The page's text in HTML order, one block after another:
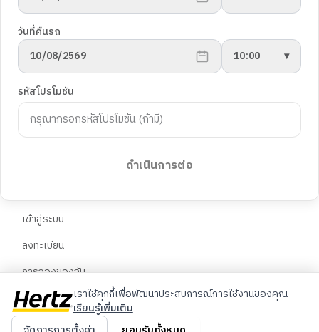
ยานพาหนะ
พันธมิตร
Blog
ภาษา
🇬🇧English
🇨🇳中文
วันที่คืนรถ
10/08/2569
10:00 ▾
รหัสโปรโมชัน
ดำเนินการต่อ
นโยบายความเป็นส่วนตัว
การตั้งค่าคุกกี้
ฝ่ายสนับสนุนลูกค้า
คำถามที่พบบ่อย
ติดต่อเรา
เข้าสู่ระบบ
ลงทะเบียน
การจองของฉัน
© 2026 Hertz ประเทศไทย สงวนลิขสิทธิ์
เราใช้คุกกี้เพื่อพัฒนาประสบการณ์การใช้งานของคุณ
เรียนรู้เพิ่มเติม